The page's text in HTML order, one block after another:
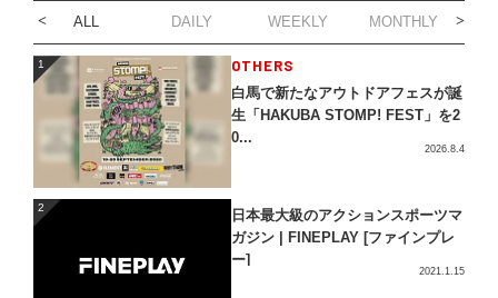
ALL DAILY WEEKLY MONTHLY
1 OTHERS
白馬で新たなアウトドアフェスが誕
生「HAKUBA STOMP! FEST」を2
0...
2026.8.4
2
日本最大級のアクションスポーツマ
ガジン | FINEPLAY [ファインプレ
ー]
2021.1.15